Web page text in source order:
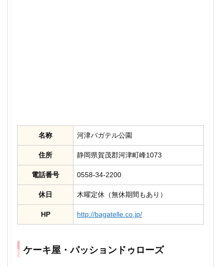
名称 河津バガテル公園
住所 静岡県賀茂郡河津町峰1073
電話番号 0558-34-2200
休日 木曜定休（無休期間もあり）
HP http://bagatelle.co.jp/
ケーキ屋・パッションドゥローズ